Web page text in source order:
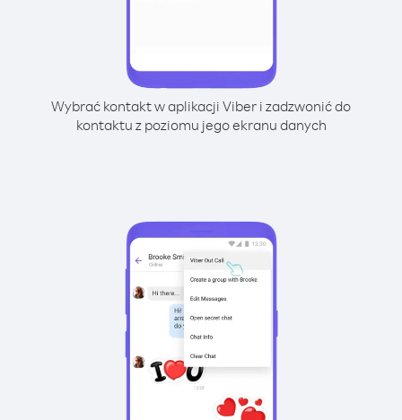
Wybrać kontakt w aplikacji Viber i zadzwonić do
kontaktu z poziomu jego ekranu danych